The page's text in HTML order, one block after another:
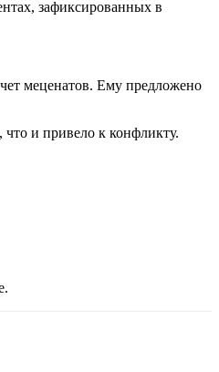
зафиксированных в
меценатов. Ему предложено
и привело к конфликту.